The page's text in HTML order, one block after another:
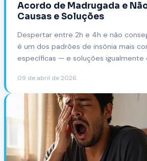
Acordo de Madrugada e
Causas e Soluções
Despertar entre 2h e 4h e não
é um dos padrões de insônia mais
específicas — e soluções igualmente
09 de abril de 2026